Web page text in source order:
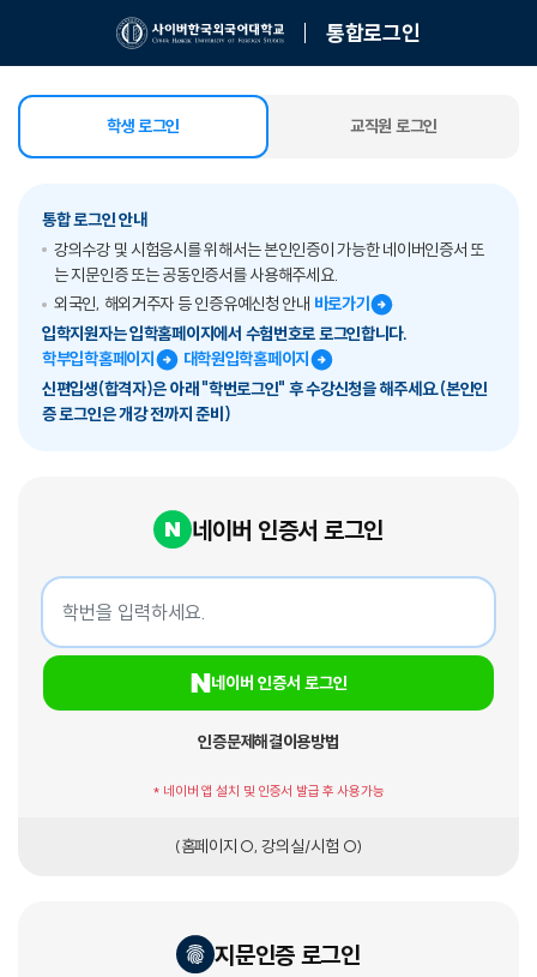
통합로그인
학생 로그인
선택됨 교직원 로그인
통합 로그인 안내
강의수강 및 시험응시를 위해서는 본인인증이 가능한 네이버인증서 또
는 지문인증 또는 공동인증서를 사용해주세요.
외국인, 해외거주자 등 인증유예신청 안내 바로가기
입학지원자는 입학홈페이지에서 수험번호로 로그인합니다.
학부입학홈페이지
대학원입학홈페이지
신편입생(합격자)은 아래 "학번로그인" 후 수강신청을 해주세요.(본인인
증 로그인은 개강 전까지 준비)
네이버 인증서 로그인
네이버 인증서 로그인
학번
네이버 인증서 로그인
인증문제해결이용방법
* 네이버 앱 설치 및 인증서 발급 후 사용가능
(홈페이지 O, 강의실/시험 O)
지문인증 로그인